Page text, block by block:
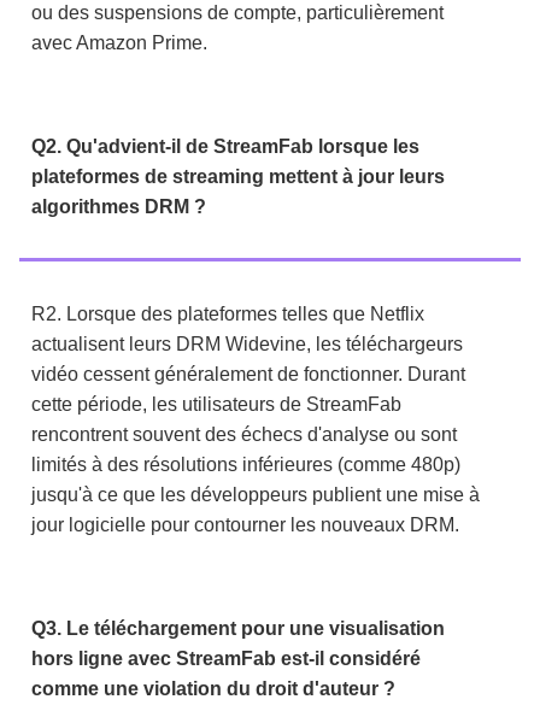
ou des suspensions de compte, particulièrement
avec Amazon Prime.
Q2. Qu'advient-il de StreamFab lorsque les
plateformes de streaming mettent à jour leurs
algorithmes DRM ?
R2. Lorsque des plateformes telles que Netflix
actualisent leurs DRM Widevine, les téléchargeurs
vidéo cessent généralement de fonctionner. Durant
cette période, les utilisateurs de StreamFab
rencontrent souvent des échecs d'analyse ou sont
limités à des résolutions inférieures (comme 480p)
jusqu'à ce que les développeurs publient une mise à
jour logicielle pour contourner les nouveaux DRM.
Q3. Le téléchargement pour une visualisation
hors ligne avec StreamFab est-il considéré
comme une violation du droit d'auteur ?